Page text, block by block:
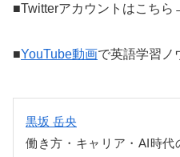
■Twitterアカウントはこちら
■YouTube動画で英語学習ノ
黒坂 岳央
働き方・キャリア・AI時代